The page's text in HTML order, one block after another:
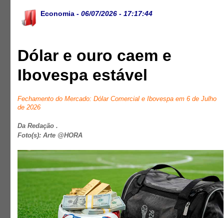
Economia - 06/07/2026 - 17:17:44
Dólar e ouro caem e
Ibovespa estável
Fechamento do Mercado: Dólar Comercial e Ibovespa em 6 de Julho
de 2026
Da Redação .
Foto(s): Arte @HORA